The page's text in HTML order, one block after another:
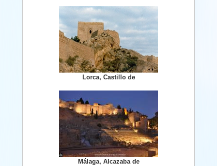
Lorca, Castillo de
Málaga, Alcazaba de